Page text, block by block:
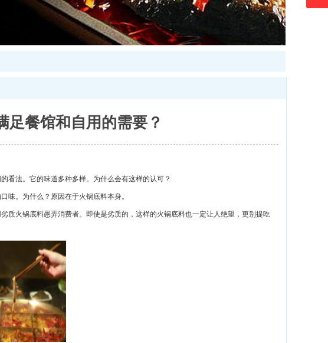
足餐馆和自用的需要？
看法。它的味道多种多样。为什么会有这样的认可？
味。为什么？原因在于火锅底料本身。
质火锅底料愚弄消费者。即使是劣质的，这样的火锅底料也一定让人绝望，更别提吃